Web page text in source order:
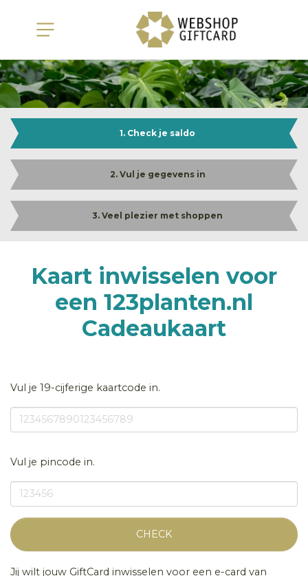
1. Check je saldo
2. Vul je gegevens in
3. Veel plezier met shoppen
Kaart inwisselen voor
een 123planten.nl
Cadeaukaart
Vul je 19-cijferige kaartcode in.
Vul je pincode in.
CHECK
Jij wilt jouw GiftCard inwisselen voor een e-card van